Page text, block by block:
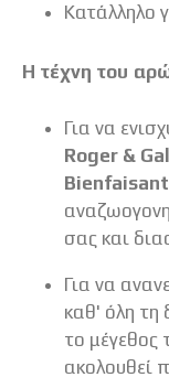
Κατάλληλο
Η τέχνη του
Για να
Roger &
σας και
Για να
καθ' όλη τη
το
ακολουθεί